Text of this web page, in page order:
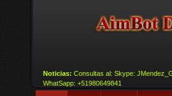
Noticias: Consultas al: Skype:
WhatSapp: +51980649841